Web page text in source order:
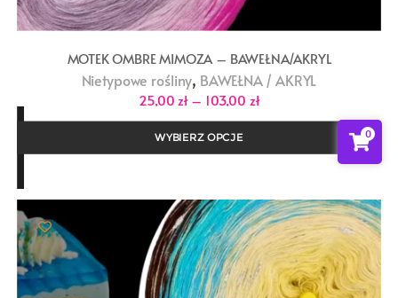
MOTEK OMBRE MIMOZA – BAWEŁNA/AKRYL
Nietypowe rośliny, BAWEŁNA / AKRYL
25,00zł – 103,00 złZakres
od
do
WYBIERZ OPCJE 0